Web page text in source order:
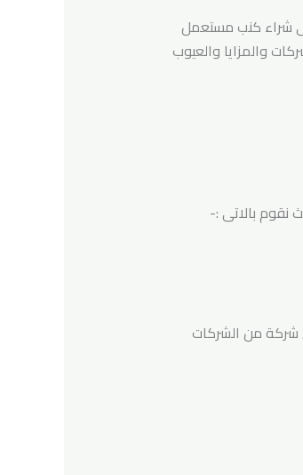
شراء كنب مستعمل
والمزايا والعيوب
نقوم بالاتى :-
من الشركات